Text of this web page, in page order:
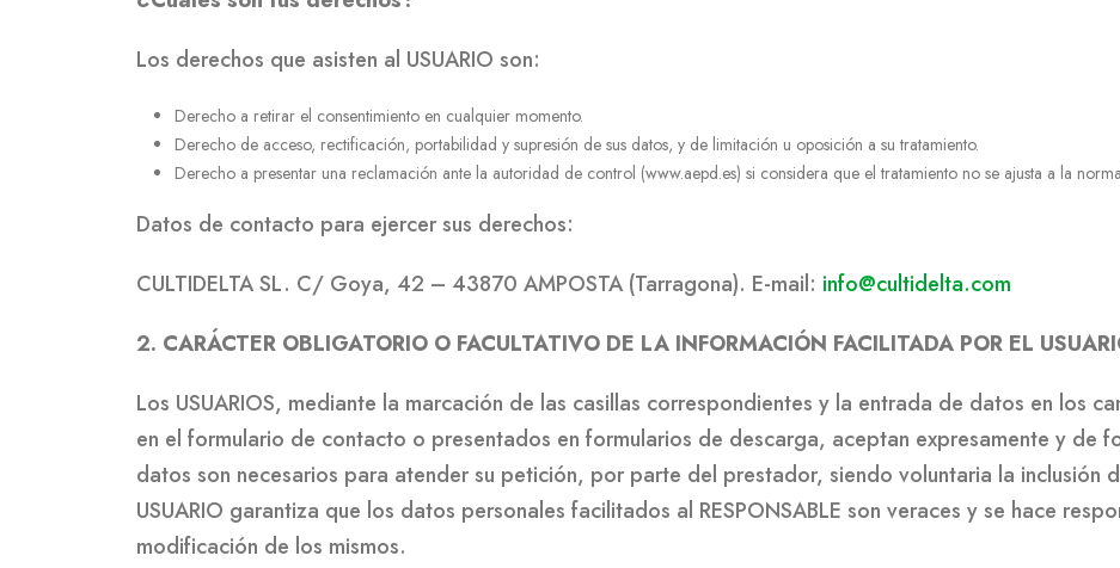
Los derechos que asisten al USUARIO son:
Derecho a retirar el consentimiento en cualquier momento.
Derecho de acceso, rectificación, portabilidad y supresión de sus datos, y de limitación u oposición a su tratamiento.
Derecho a presentar una reclamación ante la autoridad de control (www.aepd.es) si considera que el tratamiento no se ajusta a la
Datos de contacto para ejercer sus derechos:
CULTIDELTA SL. C/ Goya, 42 – 43870 AMPOSTA (Tarragona). E-mail: info@cultidelta.com
2. CARÁCTER OBLIGATORIO O FACULTATIVO DE LA INFORMACIÓN FACILITADA POR EL
Los USUARIOS, mediante la marcación de las casillas correspondientes y la entrada de datos en los
en el formulario de contacto o presentados en formularios de descarga, aceptan expresamente y de
datos son necesarios para atender su petición, por parte del prestador, siendo voluntaria la inclusión
USUARIO garantiza que los datos personales facilitados al RESPONSABLE son veraces y se hace
modificación de los mismos.